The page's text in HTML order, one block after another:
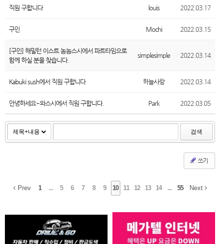
직원 구합니다 louis 2022.03.17
구인 Mochi 2022.03.15
[구인] 해밀턴 이스트 놈놈스시에서 파트타임으로
함께 하실 분을 찾습니다.
simplesimple 2022.03.14
Kabuki sush에서 직원 구합니다 하늘사랑 2022.03.14
안녕하세요~와스시에서 직원 구합니다. Park 2022.03.05
검색
쓰기
Prev 1 ... 5 6 7 8 9 10 11 12 13 14 ... 55 Next